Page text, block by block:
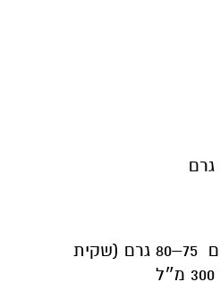
אבקת ג׳לי דובדבנים 75–80 גרם (שקית